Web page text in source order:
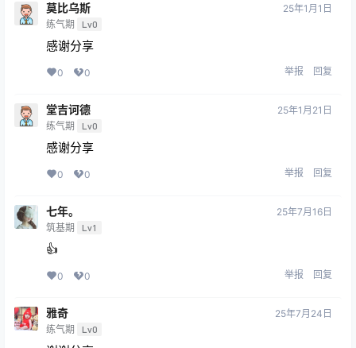
莫比乌斯
练气期 Lv0
25年1月1日
感谢分享
0 0 举报 回复
堂吉诃德
练气期 Lv0
25年1月21日
感谢分享
0 0 举报 回复
七年。
筑基期 Lv1
25年7月16日
👍
0 0 举报 回复
雅奇
练气期 Lv0
25年7月24日